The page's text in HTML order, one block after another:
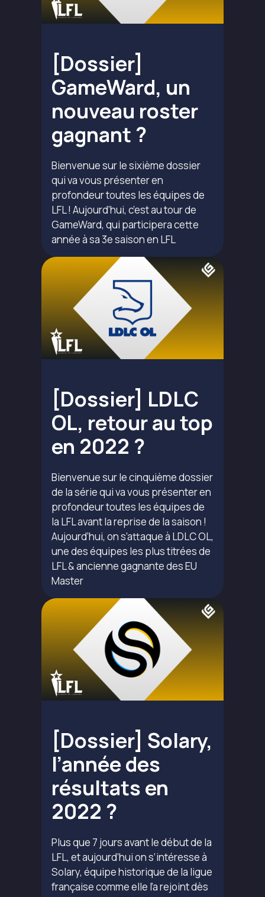
[Dossier]
GameWard, un
nouveau roster
gagnant ?
Bienvenue sur le sixième dossier
qui va vous présenter en
profondeur toutes les équipes de
LFL ! Aujourd’hui, c’est au tour de
GameWard, qui participera cette
année à sa 3e saison en LFL
[Dossier] LDLC
OL, retour au top
en 2022 ?
Bienvenue sur le cinquième dossier
de la série qui va vous présenter en
profondeur toutes les équipes de
la LFL avant la reprise de la saison !
Aujourd’hui, on s’attaque à LDLC OL,
une des équipes les plus titrées de
LFL & ancienne gagnante des EU
Master
[Dossier] Solary,
l’année des
résultats en
2022 ?
Plus que 7 jours avant le début de la
LFL, et aujourd’hui on s’intéresse à
Solary, équipe historique de la ligue
française comme elle l’a rejoint dès